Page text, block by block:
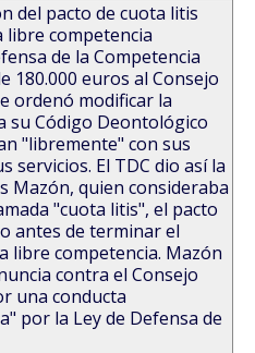
del pacto de cuota litis
competencia
de la Competencia
180.000 euros al Consejo
ordenó modificar la
su Código Deontológico
"libremente" con sus
servicios. El TDC dio así la
Mazón, quien consideraba
"cuota litis", el pacto
antes de terminar el
libre competencia. Mazón
contra el Consejo
una conducta
por la Ley de Defensa de